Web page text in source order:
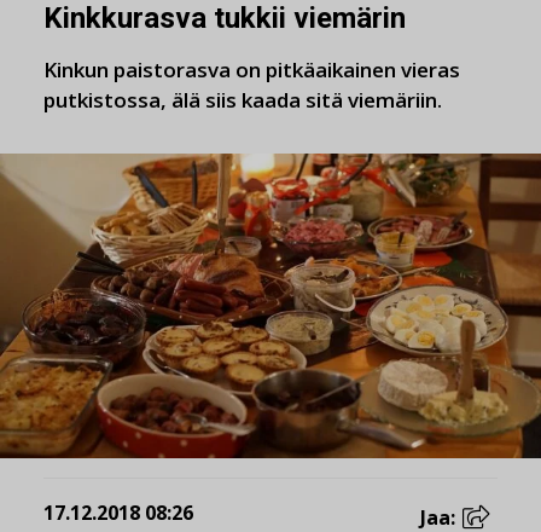
Kinkkurasva tukkii viemärin
Kinkun paistorasva on pitkäaikainen vieras
putkistossa, älä siis kaada sitä viemäriin.
17.12.2018 08:26 Jaa: